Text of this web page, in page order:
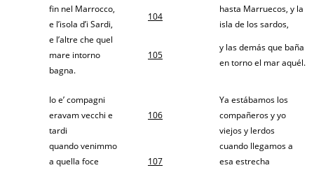
fin nel Marrocco,
e l’isola d’i Sardi,
104
hasta Marruecos, y la
isla de los sardos,
e l’altre che quel
mare intorno
bagna.
105
y las demás que baña
en torno el mar aquél.
Io e’ compagni
eravam vecchi e
tardi
106
Ya estábamos los
compañeros y yo
viejos y lerdos
quando venimmo
a quella foce
107
cuando llegamos a
esa estrecha